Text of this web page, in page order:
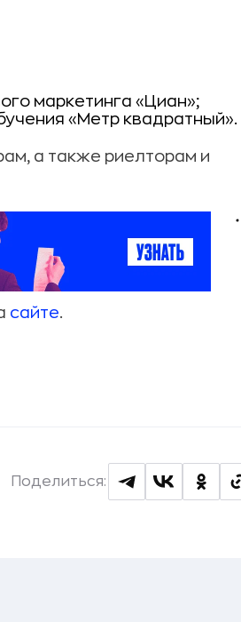
маркетинга «Циан»;
«Метр квадратный».
а также риелторам и
сайте.
Поделиться: